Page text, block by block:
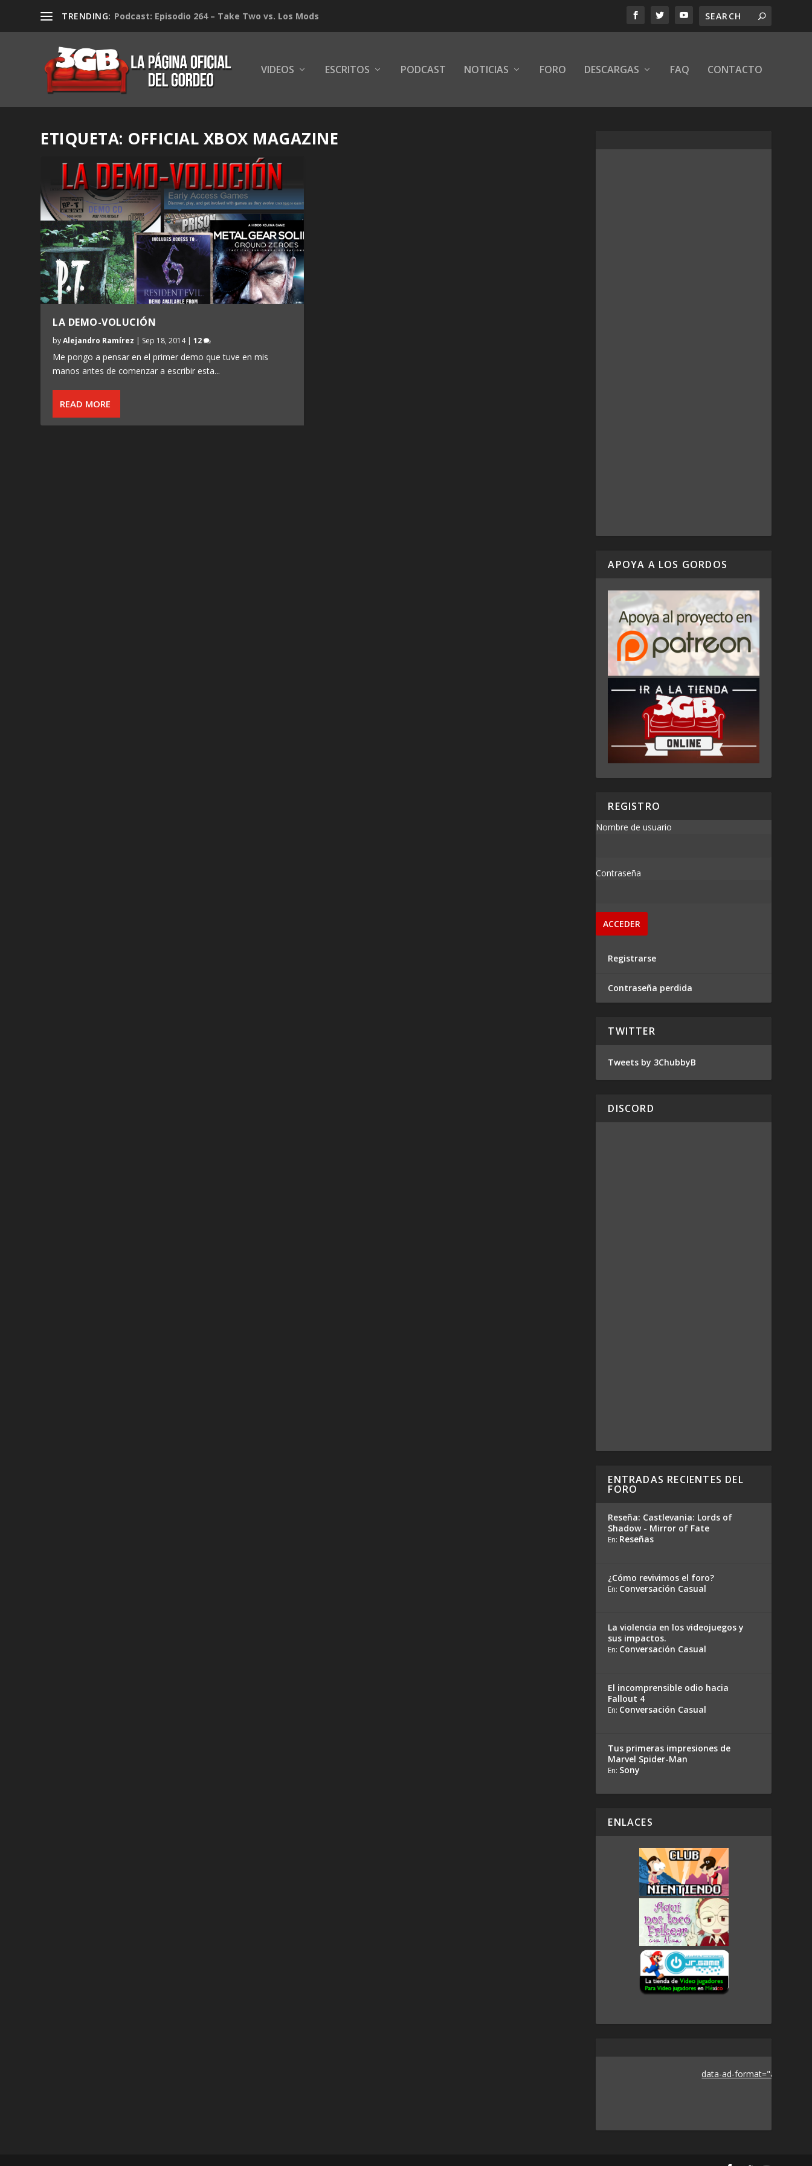
TRENDING: Podcast: Episodio 264 – Take Two vs. Los Mods
VIDEOS ESCRITOS PODCAST NOTICIAS FORO DESCARGAS FAQ CONTACTO
ETIQUETA: OFFICIAL XBOX MAGAZINE
LA DEMO-VOLUCIÓN
byAlejandro Ramírez | Sep 18, 2014|12
Me pongo a pensar en el primer demo que tuve en mis
manos antes de comenzar a escribir esta...
READ MORE
APOYA A LOS GORDOS
REGISTRO
Nombre de usuario
Contraseña
Registrarse
Contraseña perdida
TWITTER
Tweets by 3ChubbyB
DISCORD
ENTRADAS RECIENTES DEL
FORO
Reseña: Castlevania: Lords of
Shadow - Mirror of Fate
En: Reseñas
¿Cómo revivimos el foro?
En: Conversación Casual
La violencia en los videojuegos y
sus impactos.
En: Conversación Casual
El incomprensible odio hacia
Fallout 4
En: Conversación Casual
Tus primeras impresiones de
Marvel Spider-Man
En: Sony
ENLACES
data-ad-format="auto">